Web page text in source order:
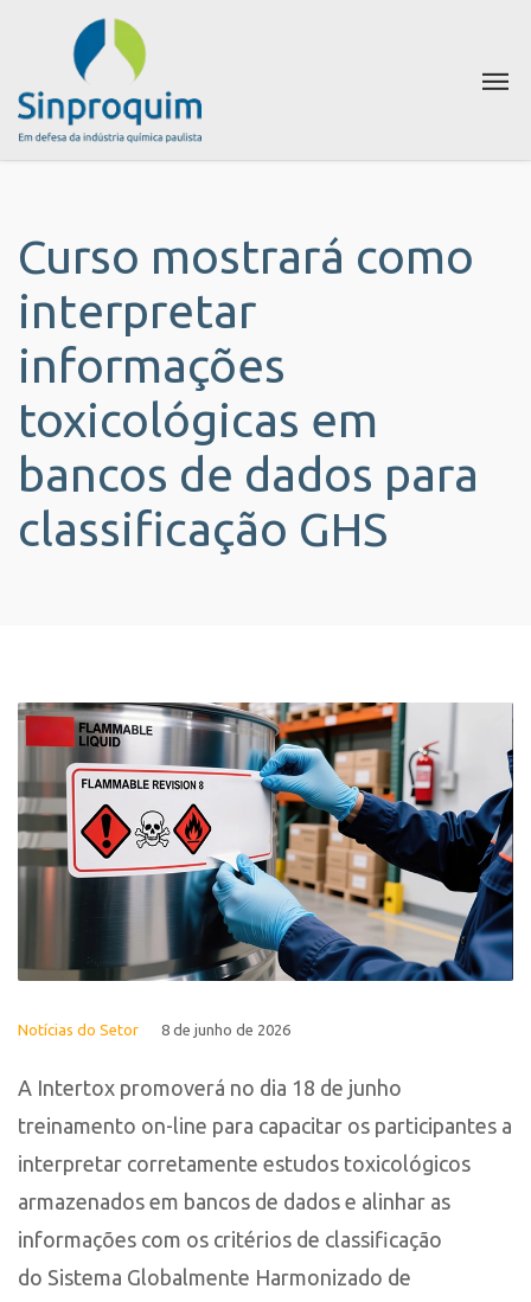
Curso mostrará como
interpretar
informações
toxicológicas em
bancos de dados para
classificação GHS
Notícias do Setor 8 de junho de 2026
A Intertox promoverá no dia 18 de junho
treinamento on-line para capacitar os participantes a
interpretar corretamente estudos toxicológicos
armazenados em bancos de dados e alinhar as
informações com os critérios de classificação
do Sistema Globalmente Harmonizado de